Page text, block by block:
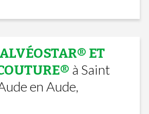
ET
à Saint
en Aude,